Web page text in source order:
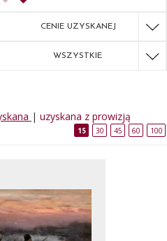
CENIE UZYSKANEJ
WSZYSTKIE
| uzyskana z prowizją
15 30 45 60 100